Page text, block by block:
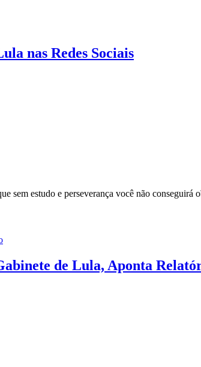
nas Redes Sociais
sem estudo e perseverança você não conseguirá
de Lula, Aponta